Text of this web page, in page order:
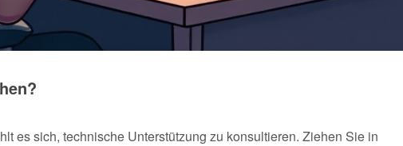
es sich, technische Unterstützung zu konsultieren. Ziehen Sie in